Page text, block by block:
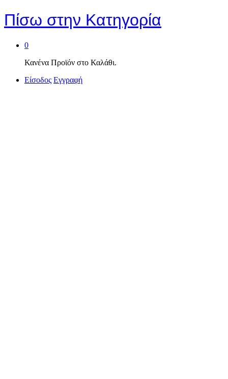
Πίσω στην Κατηγορία
0
Κανένα Προϊόν στο Καλάθι.
Είσοδος Εγγραφή